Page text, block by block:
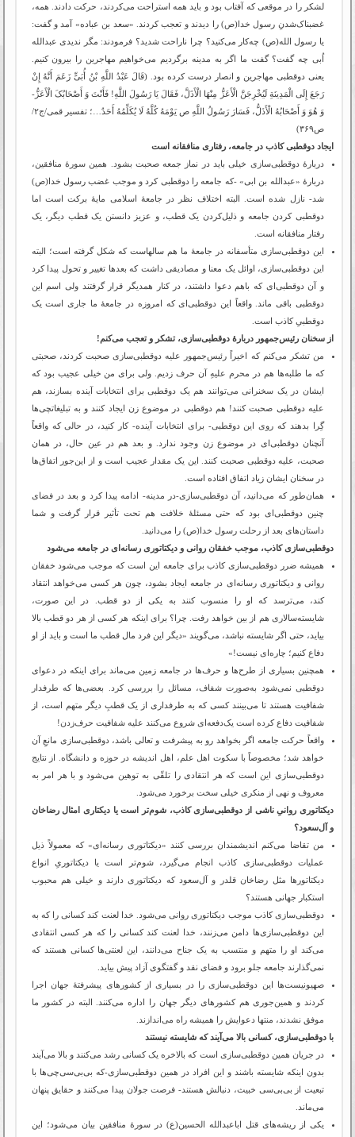
لشکر را در موقعی که آفتاب بود و باید همه استراحت می‌کردند، حرکت دادند. همه،
غضبناک‌شدنِ رسول خدا(ص) را دیدند و تعجب کردند. «سعد بن عباده» آمد و گفت:
یا رسول الله(ص) چه‌کار می‌کنید؟ چرا ناراحت شدید؟ فرمودند: مگر ندیدی عبدالله
اُبی چه گفت؟ گفت ما اگر به مدینه برگردیم می‌خواهیم مهاجرین را بیرون کنیم.
یعنی دوقطبی مهاجرین و انصار درست کرده بود. (قَالَ عَبْدُ اللَّهِ بْنُ أُبَیٍّ زَعَمَ أَنَّهُ إِنْ
رَجَعَ إِلَى الْمَدِینَةِ لَیُخْرِجَنَّ الْأَعَزُّ مِنْهَا الْأَذَلَّ، فَقَالَ یَا رَسُولَ اللَّهِ! فَأَنْتَ وَ أَصْحَابُکَ الْأَعَزُّ-
وَ هُوَ وَ أَصْحَابُهُ الْأَذَلُّ، فَسَارَ رَسُولُ اللَّهِ ص یَوْمَهُ کُلَّهُ لَا یُکَلِّمُهُ أَحَدٌ…؛ تفسیر قمی/ج‏۲/
ص۳۶۹)
ایجاد دوقطبی کاذب در جامعه، رفتاری منافقانه است
دربارۀ دوقطبی‌سازی خیلی باید در نماز جمعه صحبت بشود. همین سورۀ منافقین،
دربارۀ «عبدالله بن ابی» -که جامعه را دوقطبی کرد و موجب غضب رسول خدا(ص)
شد- نازل شده است. البته اختلاف نظر در جامعۀ اسلامی مایۀ برکت است اما
دوقطبی کردن جامعه و ذلیل‌کردن یک قطب، و عزیز دانستن یک قطب دیگر، یک
رفتار منافقانه است.
این دوقطبی‌سازی متأسفانه در جامعۀ ما هم سالهاست که شکل گرفته است؛ البته
این دوقطبی‌سازی، اوائل یک معنا و مصادیقی داشت که بعدها تغییر و تحول پیدا کرد
و آن دوقطبی‌ای که باهم دعوا داشتند، در کنار همدیگر قرار گرفتند ولی اسم این
دوقطبی باقی ماند. واقعاً این دوقطبی‌ای که امروزه در جامعۀ ما جاری است یک
دوقطبیِ کاذب است.
از سخنان رئیس‌جمهور دربارۀ دوقطبی‌سازی، تشکر و تعجب می‌کنم!
من تشکر می‌کنم که اخیراً رئیس‌جمهور علیه دوقطبی‌سازی صحبت کردند، صحبتی
که ما طلبه‌ها هم در محرم علیهِ آن حرف زدیم. ولی برای من خیلی عجیب بود که
ایشان در یک سخنرانی می‌توانند هم یک دوقطبی برای انتخابات آینده بسازند، هم
علیه دوقطبی صحبت کنند! هم دوقطبی در موضوع زن ایجاد کنند و به تبلیغاتچی‌ها
گِرا بدهند که روی این دوقطبی- برای انتخابات آینده- کار کنید، در حالی که واقعاً
آنچنان دوقطبی‌ای در موضوع زن وجود ندارد. و بعد هم در عین حال، در همان
صحبت، علیه دوقطبی صحبت کنند. این یک مقدار عجیب است و از این‌جور اتفاق‌ها
در سخنان ایشان زیاد اتفاق افتاده است.
همان‌طور که می‌دانید، آن دوقطبی‌سازی-در مدینه- ادامه پیدا کرد و بعد در فضای
چنین دوقطبی‌ای بود که حتی مسئلۀ خلافت هم تحت تأثیر قرار گرفت و شما
داستان‌های بعد از رحلت رسول خدا(ص) را می‌دانید.
دوقطبی‌سازی کاذب، موجب خفقان روانی و دیکتاتوری رسانه‌ای در جامعه می‌شود
همیشه ضرر دوقطبی‌سازی کاذب برای جامعه این است که موجب می‌شود خفقان
روانی و دیکتاتوری رسانه‌ای در جامعه ایجاد بشود، چون هر کسی می‌خواهد انتقاد
کند، می‌ترسد که او را منسوب کنند به یکی از دو قطب. در این صورت،
شایسته‌سالاری هم از بین خواهد رفت. چرا؟ برای اینکه هر کسی از هر دو قطب بالا
بیاید، حتی اگر شایسته نباشد، می‌گویند «دیگر این فرد مال قطب ما است و باید از او
دفاع کنیم؛ چاره‌ای نیست!»
همچنین بسیاری از طرح‌ها و حرف‌ها در جامعه زمین می‌ماند برای اینکه در دعوای
دوقطبی نمی‌شود به‌صورت شفاف، مسائل را بررسی کرد. بعضی‌ها که طرفدار
شفافیت هستند تا می‌بینند کسی که به طرفداری از یک قطبِ دیگر متهم است، از
شفافیت دفاع کرده است یک‌دفعه‌ای شروع می‌کنند علیه شفافیت حرف‌زدن!
واقعاً حرکت جامعه اگر بخواهد رو به پیشرفت و تعالی باشد، دوقطبی‌سازی مانعِ آن
خواهد شد؛ مخصوصاً با سکوت اهل علم، اهل اندیشه در حوزه و دانشگاه. از نتایج
دوقطبی‌سازی این است که هر انتقادی را تلقّی به توهین می‌شود و با هر امر به
معروف و نهی از منکری خیلی سخت برخورد می‌شود.
دیکتاتوری روانیِ ناشی از دوقطبی‌سازی کاذب، شوم‌تر است یا دیکتاری امثال رضاخان
و آل‌سعود؟
من تقاضا می‌کنم اندیشمندان بررسی کنند «دیکتاتوری رسانه‌ای» که معمولاً ذیل
عملیات دوقطبی‌سازی کاذب انجام می‌گیرد، شوم‌تر است یا دیکتاتوریِ انواع
دیکتاتورها مثل رضاخان قلدر و آل‌سعود که دیکتاتوری دارند و خیلی هم محبوب
استکبار جهانی هستند؟
دوقطبی‌سازی کاذب موجب دیکتاتوری روانی می‌شود. خدا لعنت کند کسانی را که به
این دوقطبی‌سازی‌ها دامن می‌زنند، خدا لعنت کند کسانی را که هر کسی انتقادی
می‌کند او را متهم و منتسب به یک جناح می‌دانند، این لعنتی‌ها کسانی هستند که
نمی‌گذارند جامعه جلو برود و فضای نقد و گفتگوی آزاد پیش بیاید.
صهیونیست‌ها این دوقطبی‌سازی را در بسیاری از کشورهای پیشرفتۀ جهان اجرا
کردند و همین‌جوری هم کشورهای دیگر جهان را اداره می‌کنند. البته در کشور ما
موفق نشدند، منتها دعوایش را همیشه راه می‌اندازند.
با دوقطبی‌سازی، کسانی بالا می‌آیند که شایسته نیستند
در جریان همین دوقطبی‌سازی است که بالاخره یک کسانی رشد می‌کنند و بالا می‌آیند
بدون اینکه شایسته باشند و این افراد در همین دوقطبی‌سازی-که بی‌بی‌سی‌چی‌ها با
تبعیت از بی‌بی‌سی خبیث، دنبالش هستند- فرصت جولان پیدا می‌کنند و حقایق پنهان
می‌ماند.
یکی از ریشه‌های قتل اباعبدالله الحسین(ع) در سورۀ منافقین بیان می‌شود؛ این